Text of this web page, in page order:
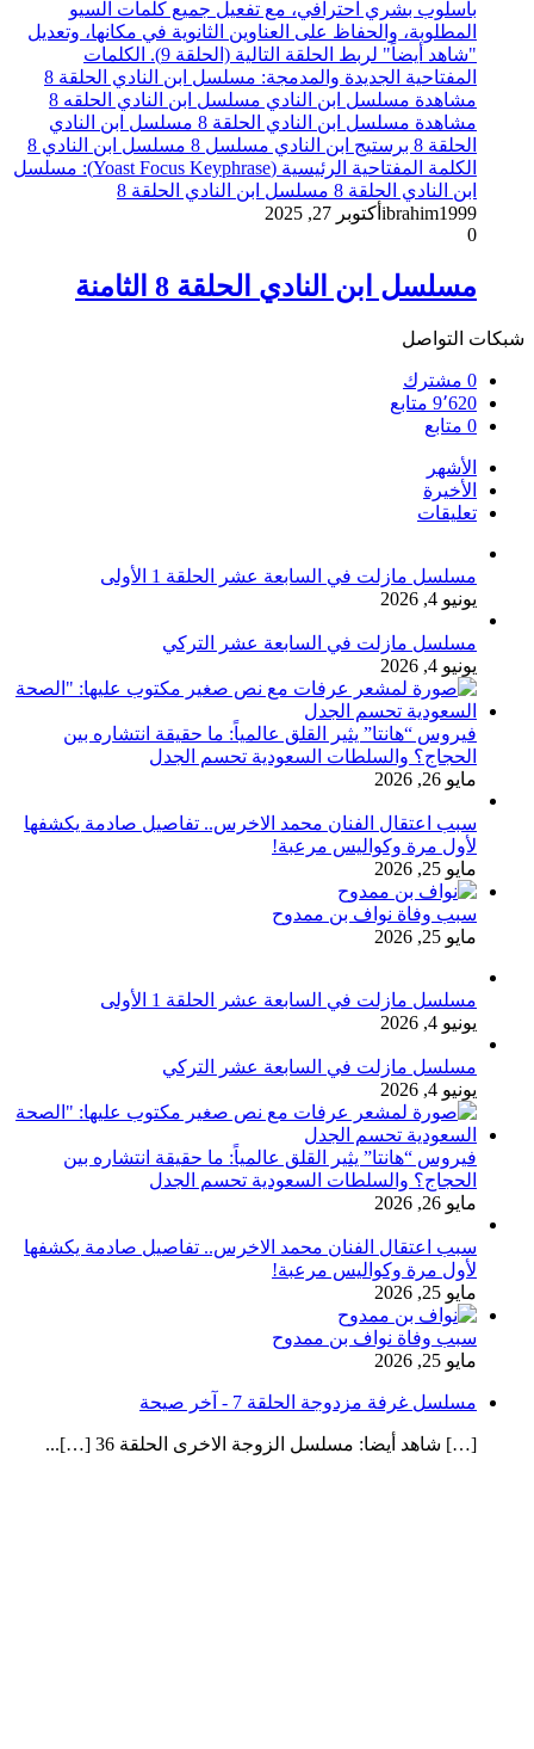
ibrahim1999 أكتوبر 27, 2025
0
مسلسل ابن النادي الحلقة 8 الثامنة
شبكات التواصل
0 مشترك
9٬620 متابع
0 متابع
الأشهر
الأخيرة
تعليقات
مسلسل مازلت في السابعة عشر الحلقة 1 الأولى
يونيو 4, 2026
مسلسل مازلت في السابعة عشر التركي
يونيو 4, 2026
فيروس “هانتا” يثير القلق عالمياً: ما حقيقة انتشاره بين
الحجاج؟ والسلطات السعودية تحسم الجدل
مايو 26, 2026
سبب اعتقال الفنان محمد الاخرس.. تفاصيل صادمة يكشفها
لأول مرة وكواليس مرعبة!
مايو 25, 2026
سبب وفاة نواف بن ممدوح
مايو 25, 2026
مسلسل مازلت في السابعة عشر الحلقة 1 الأولى
يونيو 4, 2026
مسلسل مازلت في السابعة عشر التركي
يونيو 4, 2026
فيروس “هانتا” يثير القلق عالمياً: ما حقيقة انتشاره بين
الحجاج؟ والسلطات السعودية تحسم الجدل
مايو 26, 2026
سبب اعتقال الفنان محمد الاخرس.. تفاصيل صادمة يكشفها
لأول مرة وكواليس مرعبة!
مايو 25, 2026
سبب وفاة نواف بن ممدوح
مايو 25, 2026
مسلسل غرفة مزدوجة الحلقة 7 - آخر صيحة
[…] شاهد أيضا: مسلسل الزوجة الاخرى الحلقة 36 […]...